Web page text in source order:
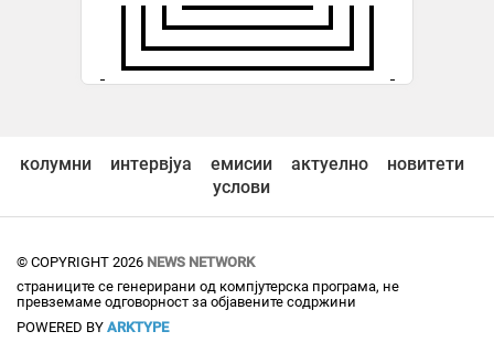
колумни интервјуа емисии актуелно
новитети
услови
© COPYRIGHT 2026 NEWS NETWORK
страниците се генерирани од компјутерска програма, не
превземаме одговорност за објавените содржини
POWERED BY ARKTYPE